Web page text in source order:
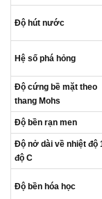
Độ hút nước
Hệ số phá hỏng
Độ cứng bề mặt theo
thang Mohs
Độ bền rạn men
Độ nở dài về nhiệt độ
độ C
Độ bền hóa học